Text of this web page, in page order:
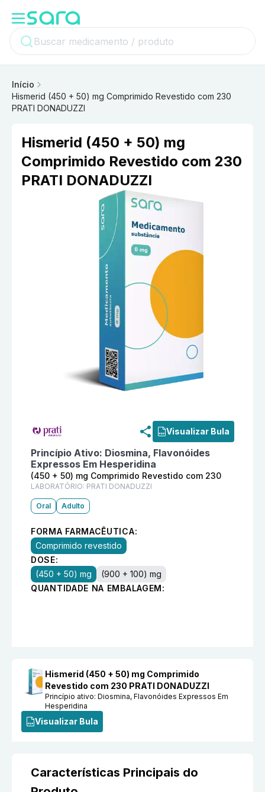
Início
Hismerid (450 + 50) mg Comprimido Revestido com 230
PRATI DONADUZZI
Hismerid (450 + 50) mg
Comprimido Revestido com 230
PRATI DONADUZZI
Visualizar Bula
Princípio Ativo: Diosmina, Flavonóides
Expressos Em Hesperidina
(450 + 50) mg Comprimido Revestido com 230
LABORATÓRIO: PRATI DONADUZZI
Oral Adulto
FORMA FARMACÊUTICA:
Comprimido revestido
DOSE:
(450 + 50) mg
(900 + 100) mg
QUANTIDADE NA EMBALAGEM:
Hismerid (450 + 50) mg Comprimido
Revestido com 230 PRATI DONADUZZI
Princípio ativo:Diosmina, Flavonóides Expressos Em
Hesperidina
Visualizar Bula
Características Principais do